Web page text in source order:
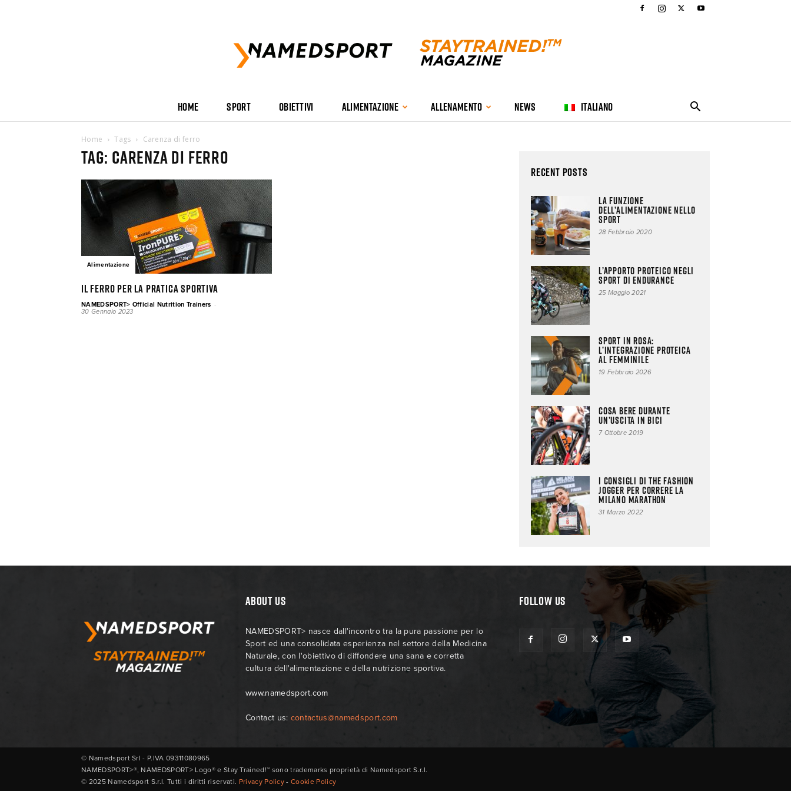
Stay
HOME SPORT OBIETTIVI ALIMENTAZIONE ALLENAMENTO NEWS ITALIANO
Home Tags Carenza di ferro
Tag: carenza di ferro
Alimentazione
Il ferro per la pratica sportiva
NAMEDSPORT> Official Nutrition Trainers -
30 Gennaio 2023
Recent Posts
La funzione
dell’alimentazione nello
sport
28 Febbraio 2020
L’apporto proteico negli
sport di endurance
25 Maggio 2021
Sport in rosa:
l’integrazione proteica
al femminile
19 Febbraio 2026
Cosa bere durante
un’uscita in bici
7 Ottobre 2019
I consigli di The Fashion
Jogger per correre la
Milano Marathon
31 Marzo 2022
ABOUT US
NAMEDSPORT> nasce dall'incontro tra la pura passione per lo
Sport ed una consolidata esperienza nel settore della Medicina
Naturale, con l'obiettivo di diffondere una sana e corretta
cultura dell'alimentazione e della nutrizione sportiva.
www.namedsport.com
Contact us: contactus@namedsport.com
FOLLOW US
© Namedsport Srl - P.IVA 09311080965
NAMEDSPORT>®, NAMEDSPORT> Logo® e Stay Trained!™ sono trademarks proprietà di Namedsport S.r.l.
© 2025 Namedsport S.r.l. Tutti i diritti riservati. Privacy Policy -Cookie Policy